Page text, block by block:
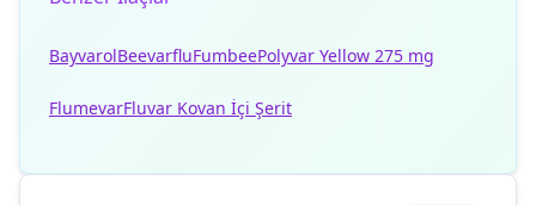
BayvarolBeevarfluFumbeePolyvar Yellow 275 mg
FlumevarFluvar Kovan İçi Şerit